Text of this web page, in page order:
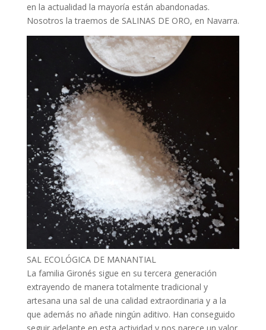
en la actualidad la mayoría están abandonadas.
Nosotros la traemos de SALINAS DE ORO, en Navarra.
SAL ECOLÓGICA DE MANANTIAL
La familia Gironés sigue en su tercera generación
extrayendo de manera totalmente tradicional y
artesana una sal de una calidad extraordinaria y a la
que además no añade ningún aditivo. Han conseguido